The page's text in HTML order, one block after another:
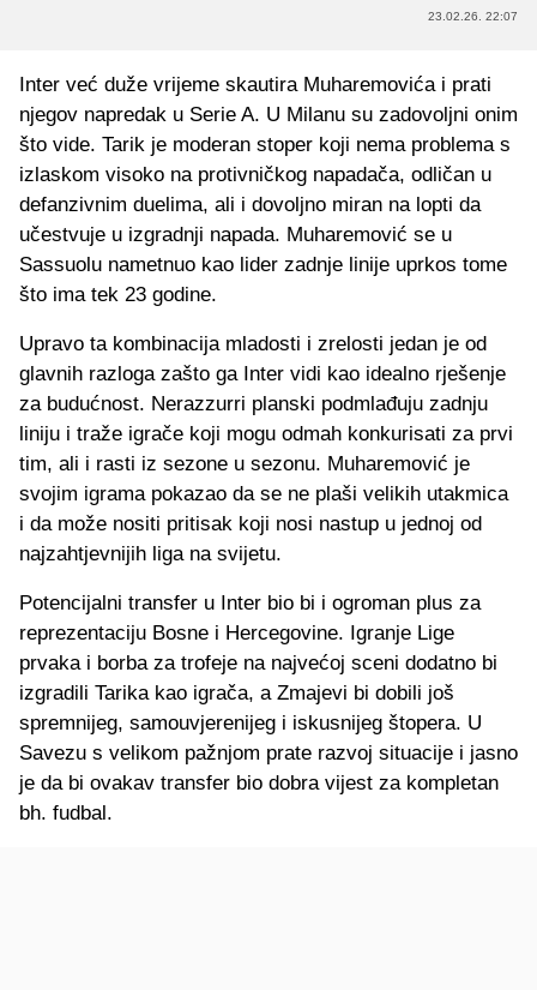
23.02.26. 22:07
Inter već duže vrijeme skautira Muharemovića i prati
njegov napredak u Serie A. U Milanu su zadovoljni onim
što vide. Tarik je moderan stoper koji nema problema s
izlaskom visoko na protivničkog napadača, odličan u
defanzivnim duelima, ali i dovoljno miran na lopti da
učestvuje u izgradnji napada. Muharemović se u
Sassuolu nametnuo kao lider zadnje linije uprkos tome
što ima tek 23 godine.
Upravo ta kombinacija mladosti i zrelosti jedan je od
glavnih razloga zašto ga Inter vidi kao idealno rješenje
za budućnost. Nerazzurri planski podmlađuju zadnju
liniju i traže igrače koji mogu odmah konkurisati za prvi
tim, ali i rasti iz sezone u sezonu. Muharemović je
svojim igrama pokazao da se ne plaši velikih utakmica
i da može nositi pritisak koji nosi nastup u jednoj od
najzahtjevnijih liga na svijetu.
Potencijalni transfer u Inter bio bi i ogroman plus za
reprezentaciju Bosne i Hercegovine. Igranje Lige
prvaka i borba za trofeje na najvećoj sceni dodatno bi
izgradili Tarika kao igrača, a Zmajevi bi dobili još
spremnijeg, samouvjerenijeg i iskusnijeg štopera. U
Savezu s velikom pažnjom prate razvoj situacije i jasno
je da bi ovakav transfer bio dobra vijest za kompletan
bh. fudbal.